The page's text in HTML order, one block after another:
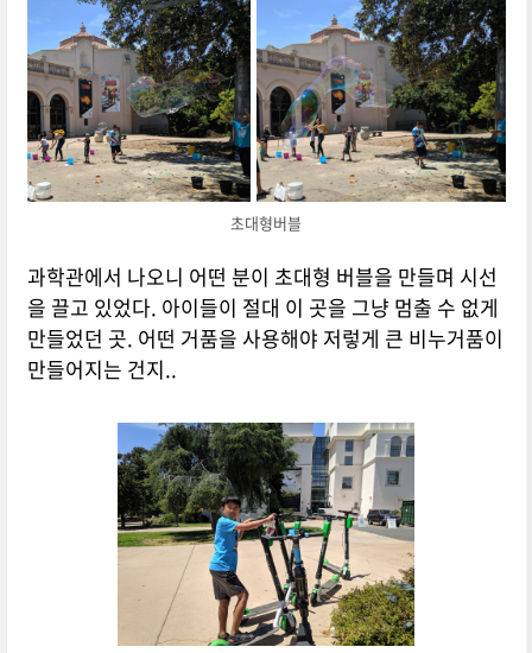
초대형버블
과학관에서 나오니 어떤 분이 초대형 버블을 만들며 시선
을 끌고 있었다. 아이들이 절대 이 곳을 그냥 멈출 수 없게
만들었던 곳. 어떤 거품을 사용해야 저렇게 큰 비누거품이
만들어지는 건지..